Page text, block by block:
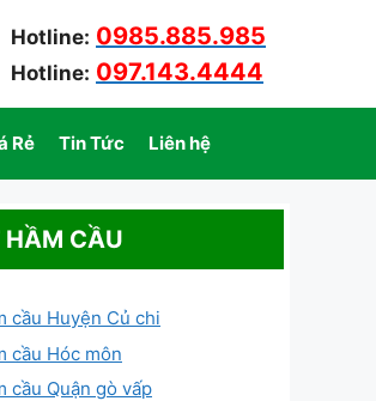
Hotline: 0985.885.985
Hotline: 097.143.4444
Rẻ Tin Tức Liên hệ
HẦM CẦU
cầu Huyện Củ chi
cầu Hóc môn
cầu Quận gò vấp